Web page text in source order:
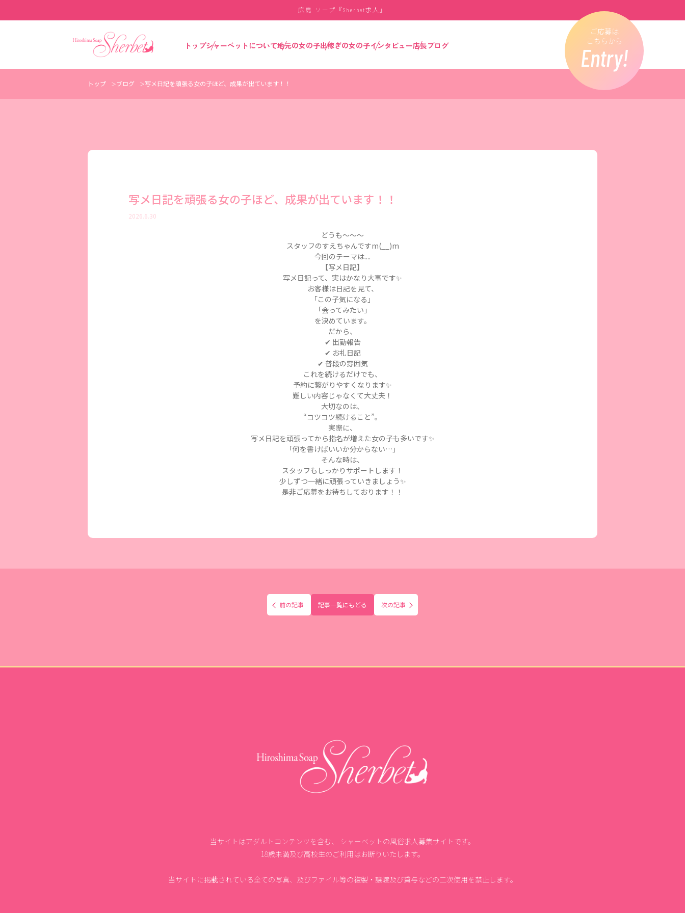
広島 ソープ『Sherbet求人』
ご応募は
こちらから
Entry!
トップシャーベットについて地元の女の子出稼ぎの女の子インタビュー店長ブログ
トップ ブログ 写メ日記を頑張る女の子ほど、成果が出ています！！
写メ日記を頑張る女の子ほど、成果が出ています！！
2026.6.30
どうも～～～
スタッフのすえちゃんですm(__)m
今回のテーマは....
【写メ日記】
写メ日記って、実はかなり大事です✨
お客様は日記を見て、
「この子気になる」
「会ってみたい」
を決めています。
だから、
✔ 出勤報告
✔ お礼日記
✔ 普段の雰囲気
これを続けるだけでも、
予約に繋がりやすくなります✨
難しい内容じゃなくて大丈夫！
大切なのは、
“コツコツ続けること”。
実際に、
写メ日記を頑張ってから指名が増えた女の子も多いです✨
「何を書けばいいか分からない…」
そんな時は、
スタッフもしっかりサポートします！
少しずつ一緒に頑張っていきましょう✨
是非ご応募をお待ちしております！！
前の記事 記事一覧にもどる 次の記事
当サイトはアダルトコンテンツを含む、
シャーベットの風俗求人募集サイトです。
18歳未満及び高校生のご利用はお断りいたします。
当サイトに掲載されている全ての写真、及びファイル等の複製・ 譲渡及び貸与などの二次使用を禁止します。